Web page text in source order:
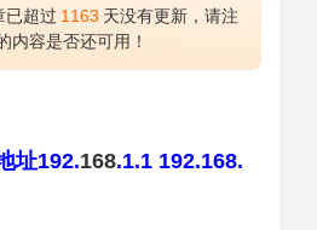
已超过 1163 天没有更新，请注
内容是否还可用！
址192.168.1.1 192.168.